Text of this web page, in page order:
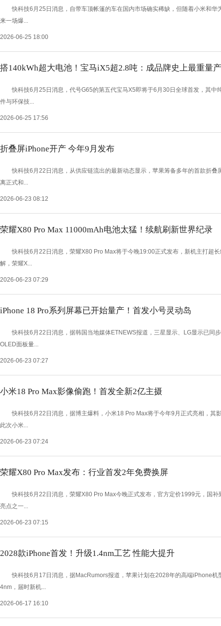
快科技6月25日消息，自带车顶帐篷的车在国内市场确实稀缺，但随着小米和华
来一场爆...
2026-06-25 18:00
搭140kWh超大电池！宝马iX5超2.8吨：成品牌史上最重量
快科技6月25日消息，代号G65的第五代宝马X5即将于6月30日全球首发，其中
件与环保技...
2026-06-25 17:56
折叠屏iPhone开产 今年9月发布
快科技6月22日消息，从供应链流出的最新动态显示，苹果筹备多年的首款折叠
离正式和...
2026-06-23 08:12
荣耀X80 Pro Max 11000mAh电池太猛！续航刷新世界纪录
快科技6月22日消息，荣耀X80 Pro Max将于今晚19:00正式发布，新机主打
解，荣耀X...
2026-06-23 07:29
iPhone 18 Pro系列屏幕已开始量产！首发小号灵动岛
快科技6月22日消息，据韩国当地媒体ETNEWS报道，三星显示、LG显示已同
OLED面板量...
2026-06-23 07:27
小米18 Pro Max影像偷跑！首发全新2亿主摄
快科技6月22日消息，据博主爆料，小米18 Pro Max将于今年9月正式亮相，
此次小米...
2026-06-23 07:24
荣耀X80 Pro Max发布：行业首发2年免费换屏
快科技6月22日消息，荣耀X80 Pro Max今晚正式发布，官方定价1999元，国
亮点之一...
2026-06-23 07:15
2028款iPhone首发！升级1.4nm工艺 性能大提升
快科技6月17日消息，据MacRumors报道，苹果计划在2028年的高端iPhone机
4nm，届时新机...
2026-06-17 16:10